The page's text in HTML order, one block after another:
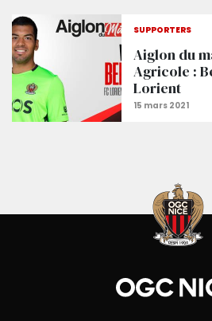
SUPPORTERS
Aiglon du
Agricole :
Lorient
Le film de Lorient - Nice